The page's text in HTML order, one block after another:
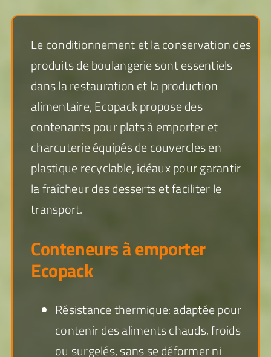
Le conditionnement et la conservation des
produits de boulangerie sont essentiels
dans la restauration et la production
alimentaire, Ecopack propose des
contenants pour plats à emporter et
charcuterie équipés de couvercles en
plastique recyclable, idéaux pour garantir
la fraîcheur des desserts et faciliter le
transport.
Conteneurs à emporter
Ecopack
Résistance thermique: adaptée pour
contenir des aliments chauds, froids
ou surgelés, sans se déformer ni